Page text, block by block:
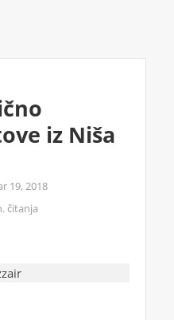
iz Niša
19, 2018
čitanja